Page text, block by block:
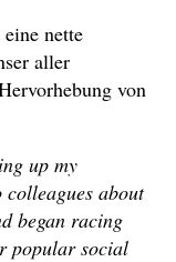
nette
aller
von
up my
about
began racing
popular social